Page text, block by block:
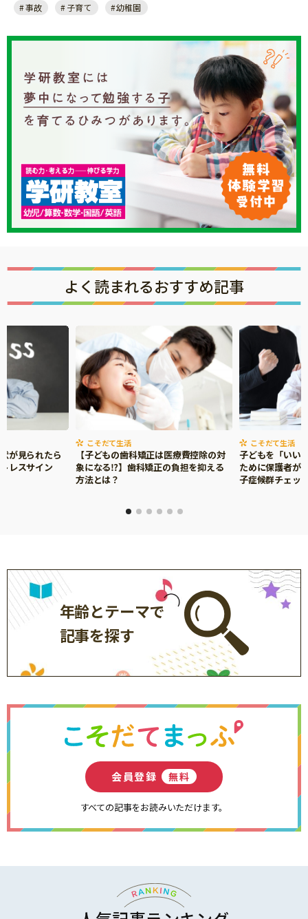
事故 子育て 幼稚園
よく読まれるおすすめ記事
が見られたら
レスサイン
こそだて生活
【子どもの歯科矯正は医療費控除の対
象になる⁉】歯科矯正の負担を抑える
方法とは？
こそだて生活
子どもを「いい
ために保護者が
子症候群チェッ
年齢とテーマで
記事を探す
会員登録 無料
すべての記事をお読みいただけます。